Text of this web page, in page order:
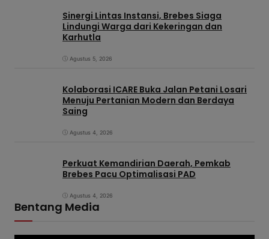
Sinergi Lintas Instansi, Brebes Siaga
Lindungi Warga dari Kekeringan dan
Karhutla
Agustus 5, 2026
Kolaborasi ICARE Buka Jalan Petani Losari
Menuju Pertanian Modern dan Berdaya
Saing
Agustus 4, 2026
Perkuat Kemandirian Daerah, Pemkab
Brebes Pacu Optimalisasi PAD
Agustus 4, 2026
Bentang Media